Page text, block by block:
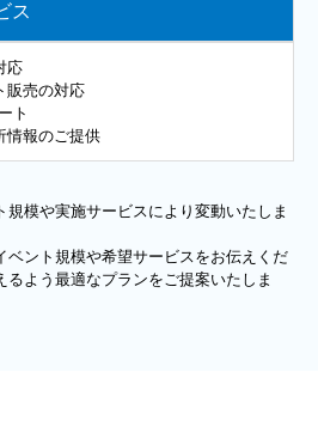
ス
応
販売の対応
ト
情報のご提供
模や実施サービスにより変動いたしま
ベント規模や希望サービスをお伝えくだ
るよう最適なプランをご提案いたしま